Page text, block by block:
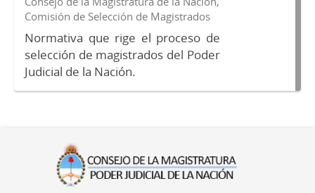
Comisión de Selección de Magistrados
Normativa que rige el proceso de
selección de magistrados del Poder
Judicial de la Nación.